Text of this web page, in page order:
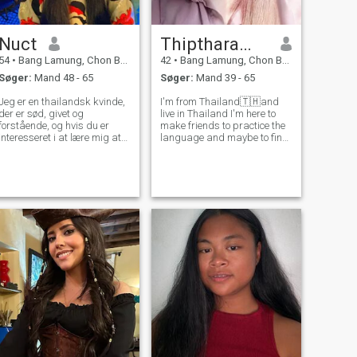
Nuct
54 • Bang Lamung, Chon Buri, Thailand
Søger: Mand 48 - 65
er en thailandsk kvinde,
der er sød, givet og
og hvis du er
interesseret i at lære mig at
kvinder. Du er
til at kontakte
Thipthara💧💦
42 • Bang Lamung, Chon Buri, Thailand
Søger: Mand 39 - 65
I'm from Thailand🇹🇭and
live in Thailand I'm here to
make friends to practice the
language and maybe to find
and considerate of others. I l